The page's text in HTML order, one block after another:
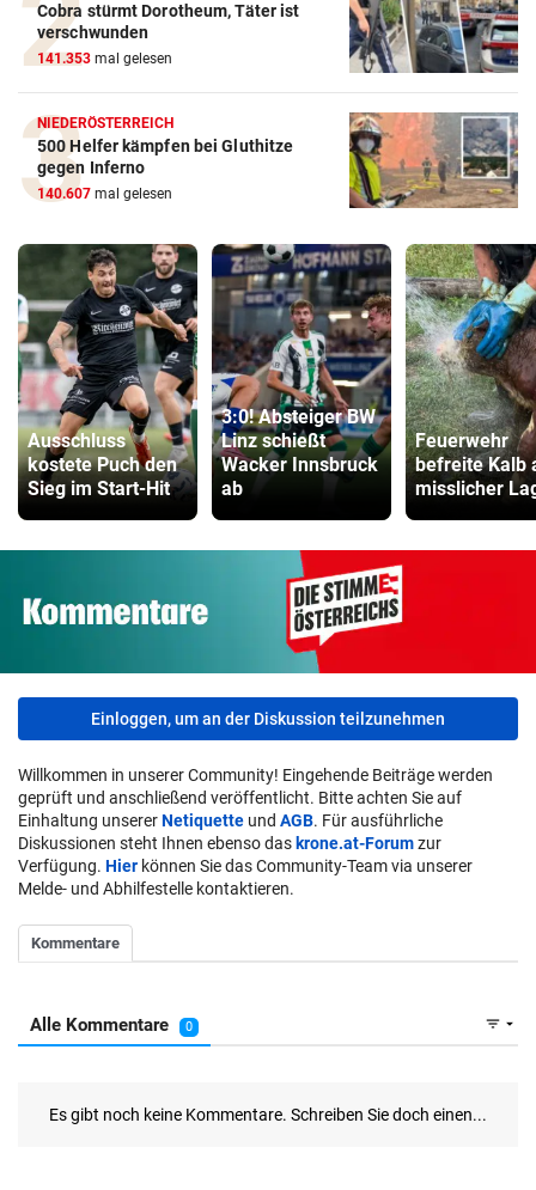
Cobra stürmt Dorotheum, Täter ist
verschwunden
141.353 mal gelesen
NIEDERÖSTERREICH
500 Helfer kämpfen bei Gluthitze
gegen Inferno
140.607 mal gelesen
Ausschluss
kostete Puch den
Sieg im Start-Hit
3:0! Absteiger BW
Linz schießt
Wacker Innsbruck
ab
Feuerwehr
befreite Kalb
misslicher
Einloggen, um an der Diskussion teilzunehmen
Willkommen in unserer Community! Eingehende Beiträge werden
geprüft und anschließend veröffentlicht. Bitte achten Sie auf
Einhaltung unsererNetiquette und AGB. Für ausführliche
Diskussionen steht Ihnen ebenso das krone.at-Forumzur
Verfügung. Hier können Sie das Community-Team via unserer
Melde- und Abhilfestelle kontaktieren.